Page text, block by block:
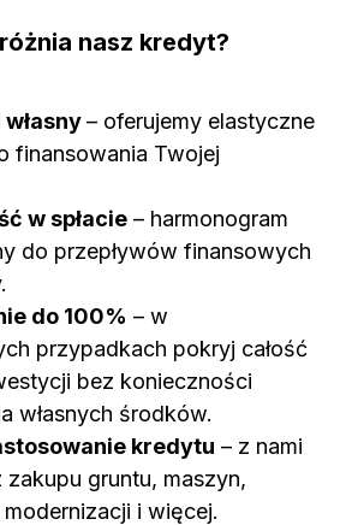
nasz kredyt?
własny– oferujemy elastyczne
finansowania Twojej
w spłacie – harmonogram
do przepływów finansowych
do 100% – w
przypadkach pokryj całość
bez konieczności
własnych środków.
kredytu – z nami
zakupu gruntu, maszyn,
i więcej.